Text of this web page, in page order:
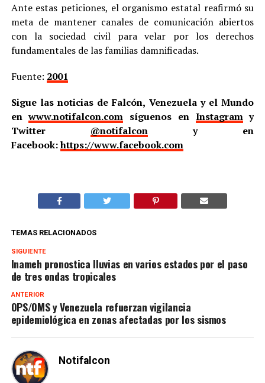
Ante estas peticiones, el organismo estatal reafirmó su
meta de mantener canales de comunicación abiertos
con la sociedad civil para velar por los derechos
fundamentales de las familias damnificadas.
Fuente: 2001
Sigue las noticias de Falcón, Venezuela y el Mundo
enwww.notifalcon.com síguenos en Instagramy
Twitter @notifalcony en
Facebook:https://www.facebook.com
TEMAS RELACIONADOS
SIGUIENTE
Inameh pronostica lluvias en varios estados por el paso
de tres ondas tropicales
ANTERIOR
OPS/OMS y Venezuela refuerzan vigilancia
epidemiológica en zonas afectadas por los sismos
Notifalcon